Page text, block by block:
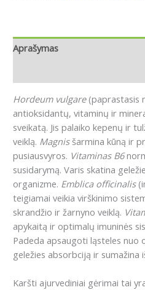
Aprašymas
Hordeum vulgare(paprastasis
antioksidantų, vitaminų ir
sveikatą. Jis palaiko kepenų ir
veiklą. Magnisšarmina kūną ir
pusiausvyros. Vitaminas B6
susidarymą. Varis skatina
organizme. Emblica officinalis
teigiamai veikia virškinimo
skrandžio ir žarnyno veiklą.
apykaitą ir optimalų imuninės
Padeda apsaugoti ląsteles nuo
geležies absorbciją ir sumažina
Karšti ajurvediniai gėrimai tai